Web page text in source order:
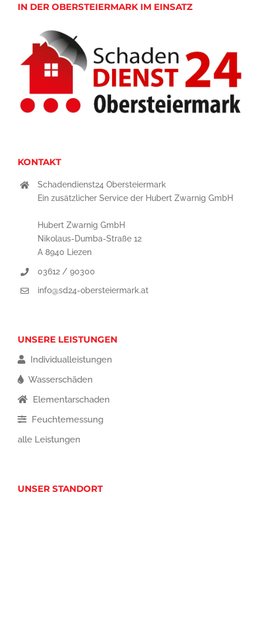
IN DER OBERSTEIERMARK IM EINSATZ
KONTAKT
Schadendienst24 Obersteiermark
Ein zusätzlicher Service der Hubert Zwarnig GmbH
Hubert Zwarnig GmbH
Nikolaus-Dumba-Straße 12
A 8940 Liezen
03612 / 90300
info@sd24-obersteiermark.at
UNSERE LEISTUNGEN
Individualleistungen
Wasserschäden
Elementarschaden
Feuchtemessung
alle Leistungen
UNSER STANDORT